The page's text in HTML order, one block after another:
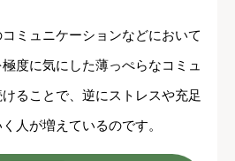
ミュニケーションなどにおいて
度に気にした薄っぺらなコミュ
ることで、逆にストレスや充足
人が増えているのです。